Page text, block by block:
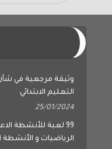
وثيقة مرجعية في
التعليم الابتدائي
25/01/2024
99 لعبة للأنشطة
الرياضيات و الأنشطة